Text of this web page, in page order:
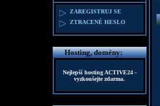
ZAREGISTRUJ SE
ZTRACENÉ HESLO
Hosting, domény:
Nejlepší hosting ACTIVE24-
vyzkoušejte zdarma.